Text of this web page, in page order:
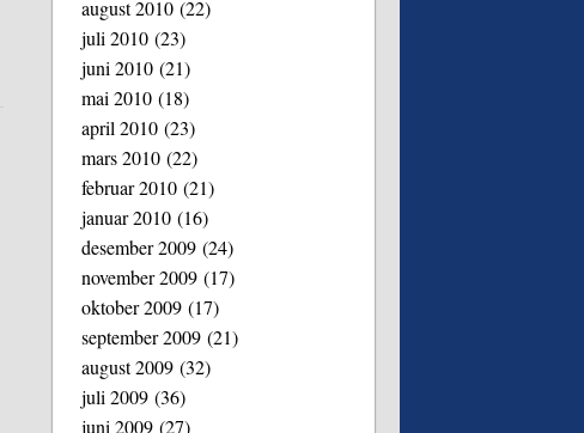
august 2010 (22)
juli 2010 (23)
juni 2010 (21)
mai 2010 (18)
april 2010 (23)
mars 2010 (22)
februar 2010 (21)
januar 2010 (16)
desember 2009 (24)
november 2009 (17)
oktober 2009 (17)
september 2009 (21)
august 2009 (32)
juli 2009 (36)
juni 2009 (27)